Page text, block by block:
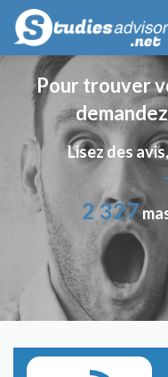
Pour trouver
Lisez des
2 327